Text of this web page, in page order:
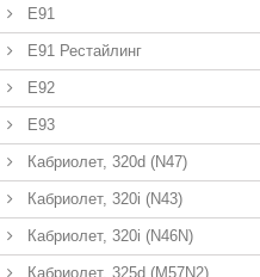
E91
E91 Рестайлинг
E92
E93
Кабриолет, 320d (N47)
Кабриолет, 320i (N43)
Кабриолет, 320i (N46N)
Кабриолет, 325d (M57N2)